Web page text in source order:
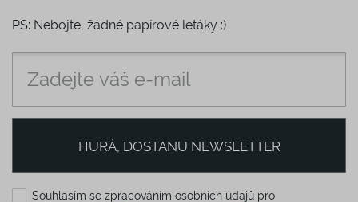
PS: Nebojte, žádné papírové letáky :)
HURÁ, DOSTANU NEWSLETTER
Souhlasím se zpracováním osobních údajů pro